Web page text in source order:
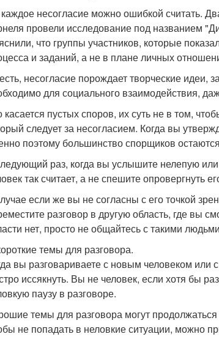
несогласие можно ошибкой считать.
провели исследование под названием
что группы участников, которые
и заданий, а не в плане личных
несогласие порождает творческие идеи,
для социального взаимодействия,
касается пустых споров, их суть не в том,
следует за несогласием. Когда вы
поэтому большинство спорщиков
раз, когда вы услышите нелепую
так считает, а не спешите опровергнуть
если же вы не согласны с его точкой
разговор в другую область, где вы
нет, просто не общайтесь с такими
темы для разговора.
вы разговариваете с новым человеком или
иссякнуть. Вы не человек, если хотя бы
паузу в разговоре.
темы для разговора могут продолжаться
не попадать в неловкие ситуации, можно